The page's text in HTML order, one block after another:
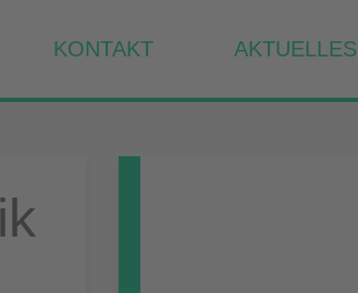
KONTAKT AKTUELLES